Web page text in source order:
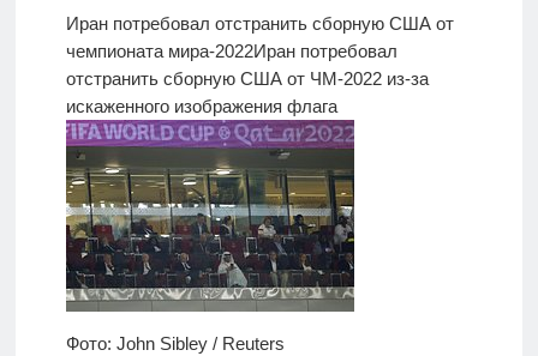
О
нас
Версия для
слабовидящих
Иран потребовал отстранить сборную США от
чемпионата мира-2022Иран потребовал
отстранить сборную США от ЧМ-2022 из-за
искаженного изображения флага
Фото: John Sibley / Reuters